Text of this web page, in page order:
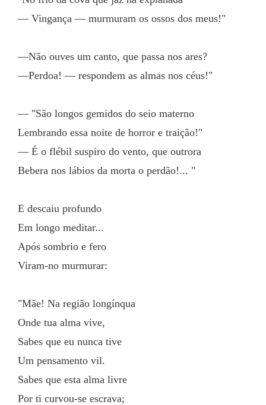
— Vingança — murmuram os ossos dos meus!"
—Não ouves um canto, que passa nos ares?
—Perdoa! — respondem as almas nos céus!"
— "São longos gemidos do seio materno
Lembrando essa noite de horror e traição!"
— É o flébil suspiro do vento, que outrora
Bebera nos lábios da morta o perdão!... "
E descaiu profundo
Em longo meditar...
Após sombrio e fero
Viram-no murmurar:
"Mãe! Na região longínqua
Onde tua alma vive,
Sabes que eu nunca tive
Um pensamento vil.
Sabes que esta alma livre
Por ti curvou-se escrava;